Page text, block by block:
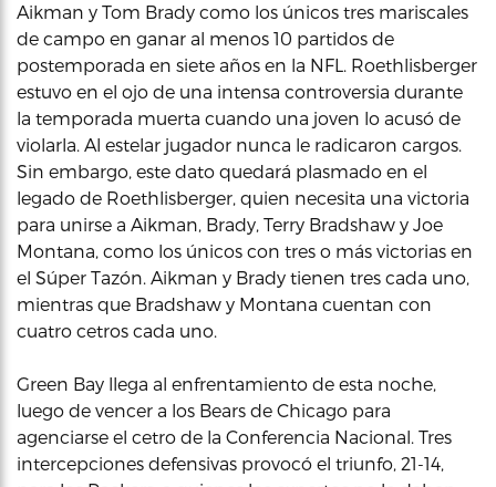
Aikman y Tom Brady como los únicos tres mariscales
de campo en ganar al menos 10 partidos de
postemporada en siete años en la NFL. Roethlisberger
estuvo en el ojo de una intensa controversia durante
la temporada muerta cuando una joven lo acusó de
violarla. Al estelar jugador nunca le radicaron cargos.
Sin embargo, este dato quedará plasmado en el
legado de Roethlisberger, quien necesita una victoria
para unirse a Aikman, Brady, Terry Bradshaw y Joe
Montana, como los únicos con tres o más victorias en
el Súper Tazón. Aikman y Brady tienen tres cada uno,
mientras que Bradshaw y Montana cuentan con
cuatro cetros cada uno.
Green Bay llega al enfrentamiento de esta noche,
luego de vencer a los Bears de Chicago para
agenciarse el cetro de la Conferencia Nacional. Tres
intercepciones defensivas provocó el triunfo, 21-14,